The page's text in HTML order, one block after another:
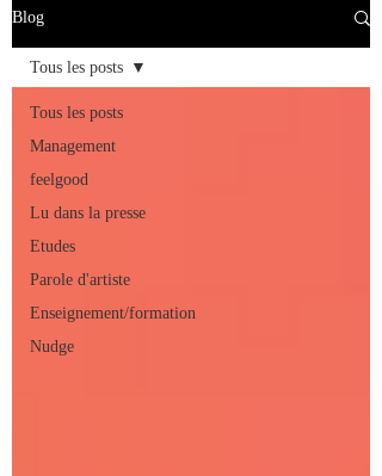
Blog
Tous les posts
Management
feelgood
Lu dans la presse
Etudes
Parole d'artiste
Enseignement/formation
Nudge
Tous les posts